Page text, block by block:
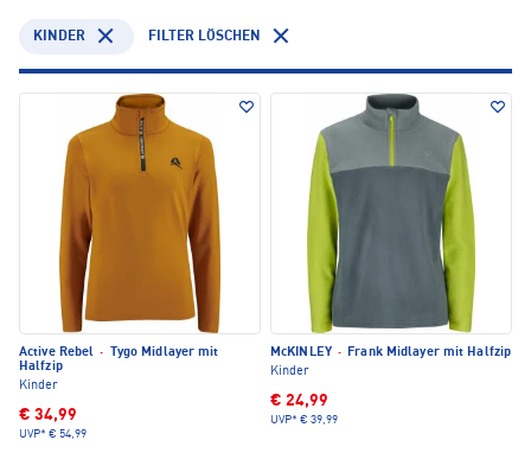
KINDER FILTER LÖSCHEN
Active Rebel ·
Tygo Midlayer mit
Halfzip
Kinder
€ 34,99
UVP* € 54,99
McKINLEY ·
Frank Midlayer mit Halfzip
Kinder
€ 24,99
UVP* € 39,99